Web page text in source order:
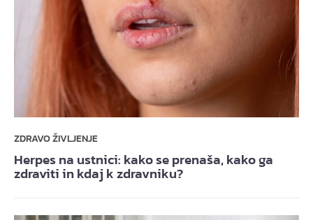
ZDRAVO ŽIVLJENJE
Herpes na ustnici: kako se prenaša, kako ga
zdraviti in kdaj k zdravniku?